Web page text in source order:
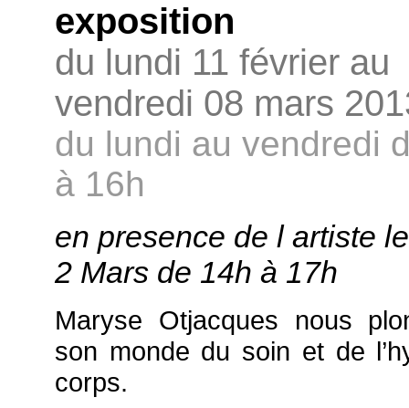
exposition
du lundi 11 février au
vendredi 08 mars
du lundi au vendredi
à 16h
en presence de l artiste
2 Mars de 14h à 17h
Maryse Otjacques nous
son monde du soin et de
corps.